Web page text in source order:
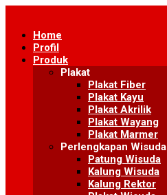
contentHome
Profil
Produk
Plakat
Plakat Fiber
Plakat Kayu
Plakat Akrilik
Plakat Wayang
Plakat Marmer
Perlengkapan Wisuda
Patung Wisuda
Kalung Wisuda
Kalung Rektor